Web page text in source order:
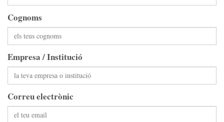
Cognoms
Empresa / Institució
Correu electrònic